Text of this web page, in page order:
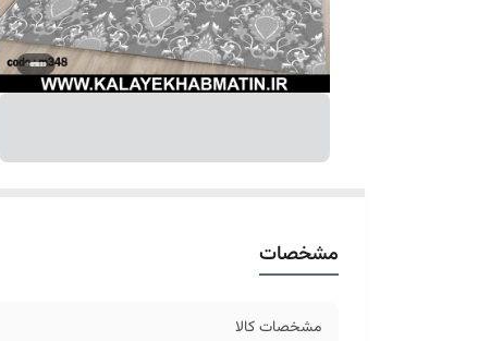
مشخصات
مشخصات کالا